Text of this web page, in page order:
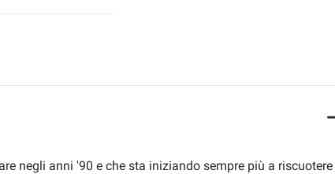
negli anni '90 e che sta iniziando sempre più a riscuotere